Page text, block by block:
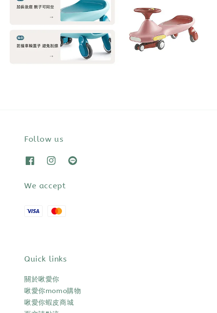
Follow us
We accept
Quick links
關於啾愛你
啾愛你momo購物
啾愛你蝦皮商城